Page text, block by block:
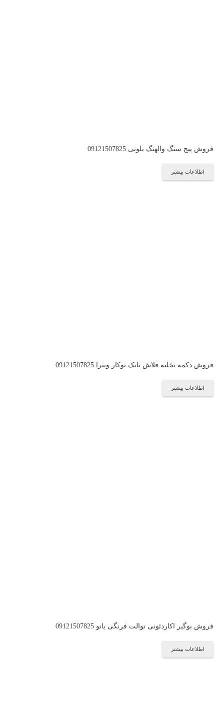
فروش پیچ سنگ والهنگ بلونی 09121507825
اطلاعات بیشتر
فروش دکمه تخلیه فلاش تانک توکار ویترا 09121507825
اطلاعات بیشتر
فروش بوگیر اکاردئونی توالت فرنگی یاتو 09121507825
اطلاعات بیشتر